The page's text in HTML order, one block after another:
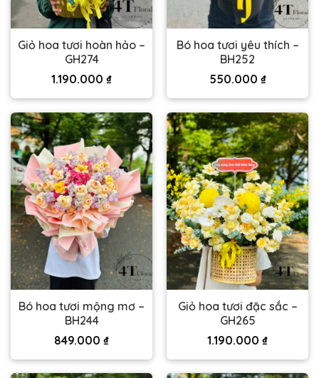
Giỏ hoa tươi hoàn hảo –
GH274
1.190.000 ₫
Bó hoa tươi yêu thích –
BH252
550.000 ₫
Bó hoa tươi mộng mơ –
BH244
849.000 ₫
Giỏ hoa tươi đặc sắc –
GH265
1.190.000 ₫